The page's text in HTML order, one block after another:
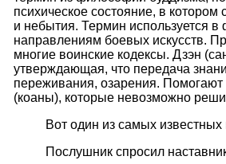
психическое состояние, в
и небытия. Термин используется
направлениям боевых искусств.
многие воинские кодексы. Дзэн
утверждающая, что передача
переживания, озарения. Помогают
(коаны), которые невозможно
Вот один из самых известных
Послушник спросил